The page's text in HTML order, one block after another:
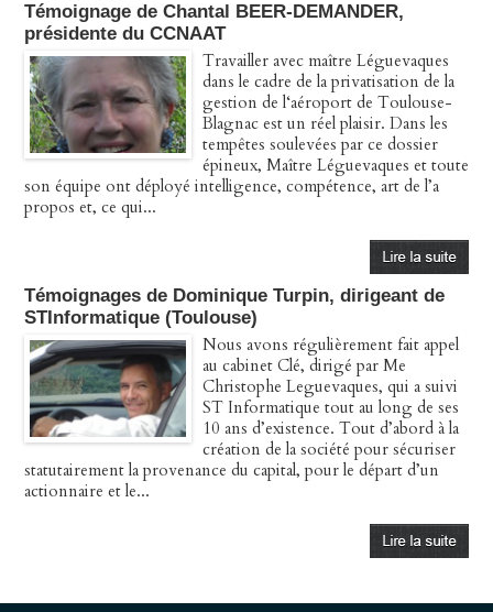
Témoignage de Chantal BEER-DEMANDER,
présidente du CCNAAT
Travailler avec maître Léguevaques
dans le cadre de la privatisation de la
gestion de l‘aéroport de Toulouse-
Blagnac est un réel plaisir. Dans les
tempêtes soulevées par ce dossier
épineux, Maître Léguevaques et toute
son équipe ont déployé intelligence, compétence, art de l’a
propos et, ce qui...
Témoignages de Dominique Turpin, dirigeant de
STInformatique (Toulouse)
Nous avons régulièrement fait appel
au cabinet Clé, dirigé par Me
Christophe Leguevaques, qui a suivi
ST Informatique tout au long de ses
10 ans d’existence. Tout d’abord à la
création de la société pour sécuriser
statutairement la provenance du capital, pour le départ d’un
actionnaire et le...